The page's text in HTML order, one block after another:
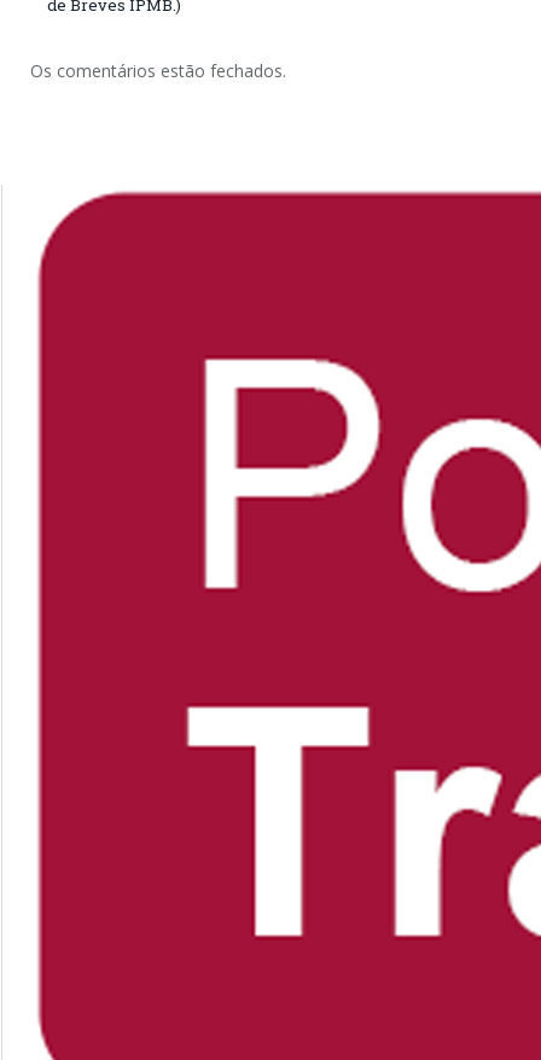
de Breves IPMB.)
Os comentários estão fechados.